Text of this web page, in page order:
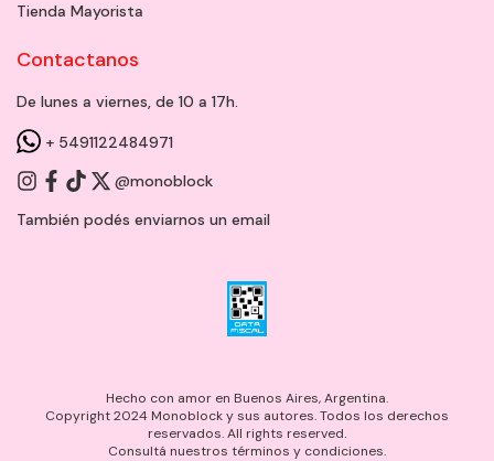
Tienda Mayorista
Contactanos
De lunes a viernes, de 10 a 17h.
+ 5491122484971
@monoblock
También podés enviarnos un email
Hecho con amor en Buenos Aires, Argentina.
Copyright 2024 Monoblock y sus autores. Todos los derechos
reservados. All rights reserved.
Consultá nuestros términos y condiciones.